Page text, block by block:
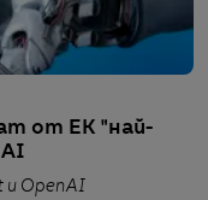
от ЕК "най-
и OpenAI